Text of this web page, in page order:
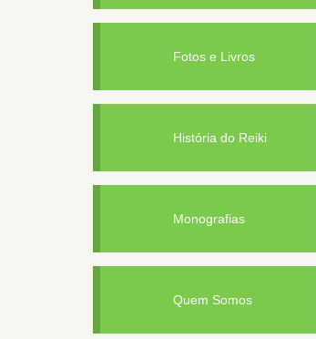
Fotos e Livros
História do Reiki
Monografias
Quem Somos